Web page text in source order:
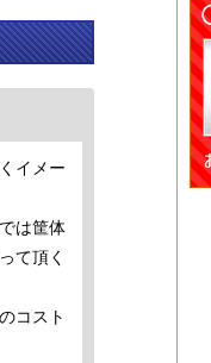
イメー
は筐体
て頂く
コスト